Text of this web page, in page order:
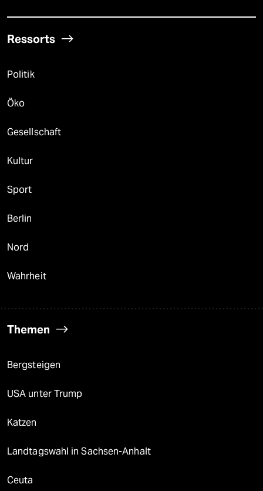
Ressorts
Politik
Öko
Gesellschaft
Kultur
Sport
Berlin
Nord
Wahrheit
Themen
Bergsteigen
USA unter Trump
Katzen
Landtagswahl in Sachsen-Anhalt
Ceuta